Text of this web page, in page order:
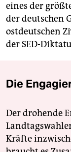
eines der
der deutschen
ostdeutschen
der SED-
Die
Der drohende
Kräfte